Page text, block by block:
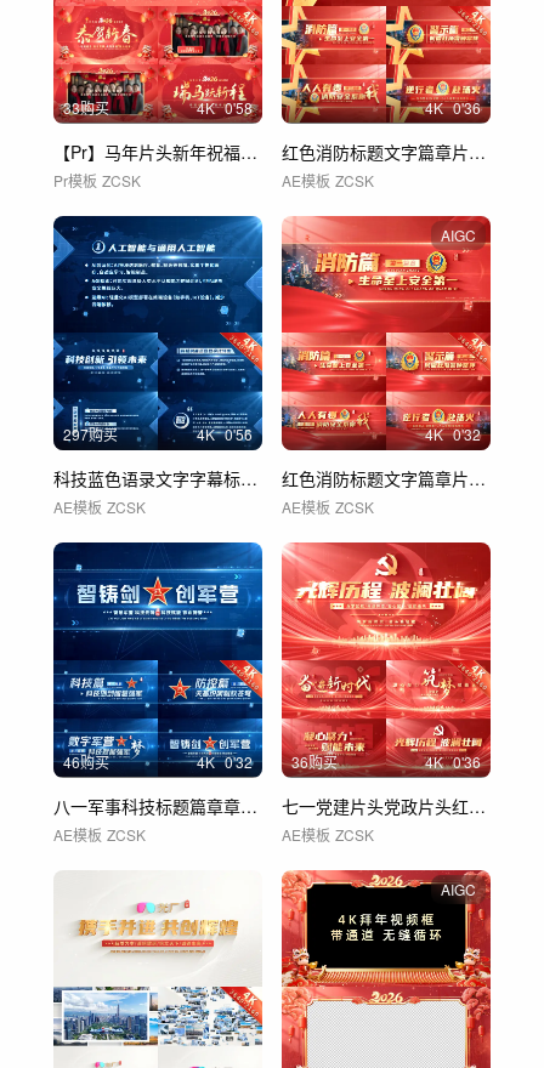
33购买 4K 0'58
【Pr】马年片头新年祝福春节拜年视频框
Pr模板 ZCSK
4K 0'36
红色消防标题文字篇章片花章节 02
AE模板 ZCSK
297购买 4K 0'56
科技蓝色语录文字字幕标题 10
AE模板 ZCSK
AIGC
4K 0'32
红色消防标题文字篇章片花章节 01
AE模板 ZCSK
46购买 4K 0'32
八一军事科技标题篇章章节片花 01
AE模板 ZCSK
36购买 4K 0'36
七一党建片头党政片头红色标题文字 01
AE模板 ZCSK
AIGC